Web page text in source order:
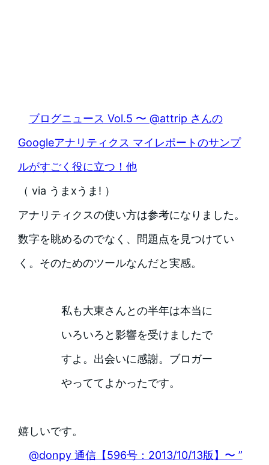
ブログニュース Vol.5 〜 @attrip さんの
Googleアナリティクス マイレポートのサンプ
ルがすごく役に立つ！他
（ via うまxうま! ）
アナリティクスの使い方は参考になりました。
数字を眺めるのでなく、問題点を見つけてい
く。そのためのツールなんだと実感。
私も大東さんとの半年は本当に
いろいろと影響を受けましたで
すよ。出会いに感謝。ブロガー
やっててよかったです。
嬉しいです。
@donpy 通信【596号：2013/10/13版】〜 ”